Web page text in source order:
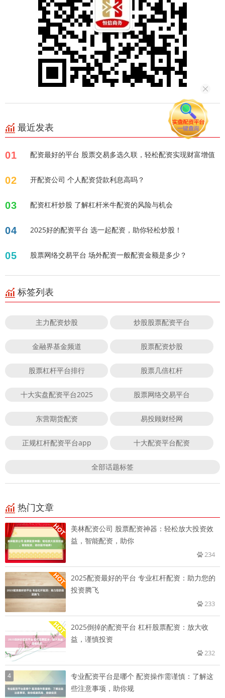
最近发表
01 配资最好的平台 股票交易多选久联，轻松配资实现财富增值
02 开配资公司 个人配资贷款利息高吗？
03 配资杠杆炒股 了解杠杆米牛配资的风险与机会
04 2025好的配资平台 选一起配资，助你轻松炒股！
05 股票网络交易平台 场外配资一般配资金额是多少？
标签列表
主力配资炒股 炒股股票配资平台
金融界基金频道 股票配资炒股
股票杠杆平台排行 股票几倍杠杆
十大实盘配资平台2025 股票网络交易平台
东营期货配资 易投顾财经网
正规杠杆配资平台app 十大配资平台配资
全部话题标签
热门文章
美林配资公司 股票配资神器：轻松放大投资效
益，智能配资，助你
234
2025配资最好的平台 专业杠杆配资：助力您的
投资腾飞
233
2025倒掉的配资平台 杠杆股票配资：放大收
益，谨慎投资
232
4
专业配资平台是哪个 配资操作需谨慎：了解这
些注意事项，助你规